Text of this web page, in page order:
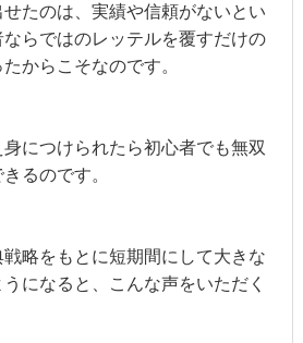
たのは、実績や信頼がないとい
らではのレッテルを覆すだけの
からこそなのです。
につけられたら初心者でも無双
るのです。
略をもとに短期間にして大きな
になると、こんな声をいただく